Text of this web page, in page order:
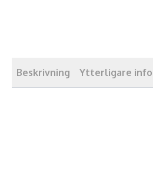
Beskrivning Ytterligare